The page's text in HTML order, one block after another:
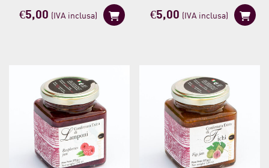
€5,00 (IVA inclusa) €5,00 (IVA inclusa)